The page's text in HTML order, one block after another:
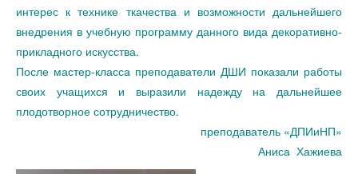
интерес к технике ткачества и возможности дальнейшего
внедрения в учебную программу данного вида декоративно-
прикладного искусства.
После мастер-класса преподаватели ДШИ показали работы
своих учащихся и выразили надежду на дальнейшее
плодотворное сотрудничество.
преподаватель «ДПИиНП»
Аниса Хажиева